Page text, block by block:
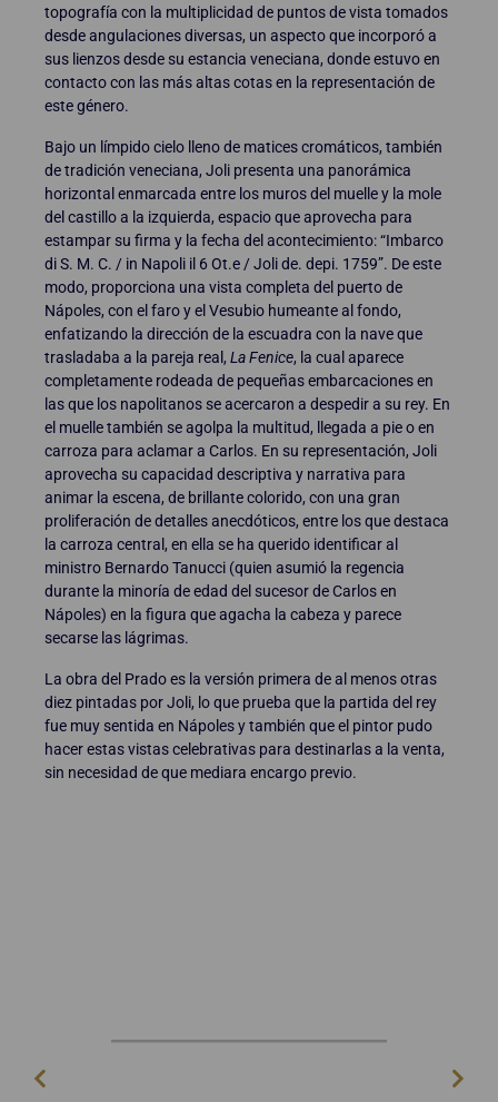
topografía con la multiplicidad de puntos de vista tomados
desde angulaciones diversas, un aspecto que incorporó a
sus lienzos desde su estancia veneciana, donde estuvo en
contacto con las más altas cotas en la representación de
este género.
Bajo un límpido cielo lleno de matices cromáticos, también
de tradición veneciana, Joli presenta una panorámica
horizontal enmarcada entre los muros del muelle y la mole
del castillo a la izquierda, espacio que aprovecha para
estampar su firma y la fecha del acontecimiento: “Imbarco
di S. M. C. / in Napoli il 6 Ot.e / Joli de. depi. 1759”. De este
modo, proporciona una vista completa del puerto de
Nápoles, con el faro y el Vesubio humeante al fondo,
enfatizando la dirección de la escuadra con la nave que
trasladaba a la pareja real, La Fenice, la cual aparece
completamente rodeada de pequeñas embarcaciones en
las que los napolitanos se acercaron a despedir a su rey. En
el muelle también se agolpa la multitud, llegada a pie o en
carroza para aclamar a Carlos. En su representación, Joli
aprovecha su capacidad descriptiva y narrativa para
animar la escena, de brillante colorido, con una gran
proliferación de detalles anecdóticos, entre los que destaca
la carroza central, en ella se ha querido identificar al
ministro Bernardo Tanucci (quien asumió la regencia
durante la minoría de edad del sucesor de Carlos en
Nápoles) en la figura que agacha la cabeza y parece
secarse las lágrimas.
La obra del Prado es la versión primera de al menos otras
diez pintadas por Joli, lo que prueba que la partida del rey
fue muy sentida en Nápoles y también que el pintor pudo
hacer estas vistas celebrativas para destinarlas a la venta,
sin necesidad de que mediara encargo previo.